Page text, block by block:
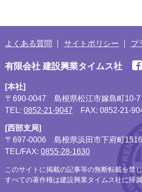
よくある質問 サイトポリシー プ
有限会社 建設興業タイムス社
[本社]
〒690-0047
島根県松江市嫁島町10-
TEL: 0852-21-9047 FAX: 0852-21-
[西部支局]
〒697-0006
島根県浜田市下府町
TEL/FAX: 0855-28-1630
このサイトに掲載の記事等の無断転載を禁
すべての著作権は建設興業タイムス社に帰属